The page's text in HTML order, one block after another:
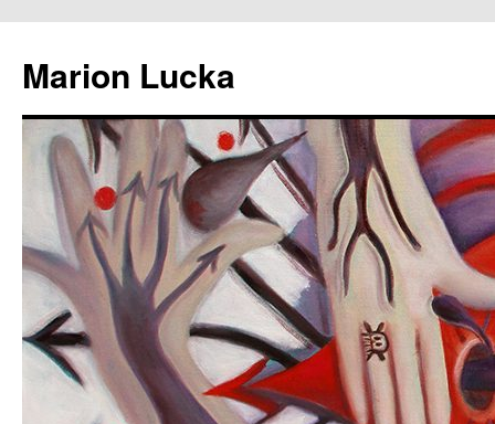
Marion Lucka